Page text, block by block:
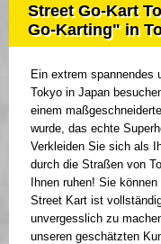
Street Go-Kart
Go-Karting" in
Ein extrem spannendes
Tokyo in Japan
einem
wurde, das echte
Verkleiden Sie sich als
durch die Straßen von
Ihnen ruhen! Sie
Street Kart ist
unvergesslich zu
unseren geschätzten